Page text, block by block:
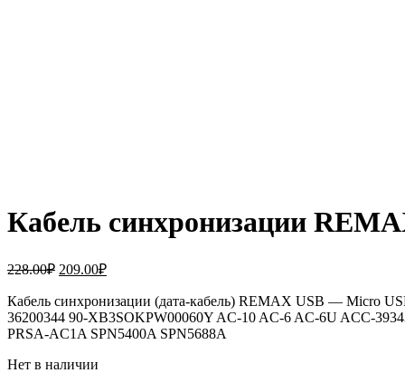
Кабель синхронизации
228.00₽ Первоначальная
составляла
228.00₽.
209.00₽Текущая
209.00₽.
Кабель синхронизации (дата-кабель) REMAX USB — Micro
36200344 90-XB3SOKPW00060Y AC-10 AC-6 AC-6U ACC-
PRSA-AC1A SPN5400A SPN5688A
Нет в наличии